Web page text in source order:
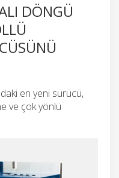
DÖNGÜ
en yeni sürücü,
ve çok yönlü